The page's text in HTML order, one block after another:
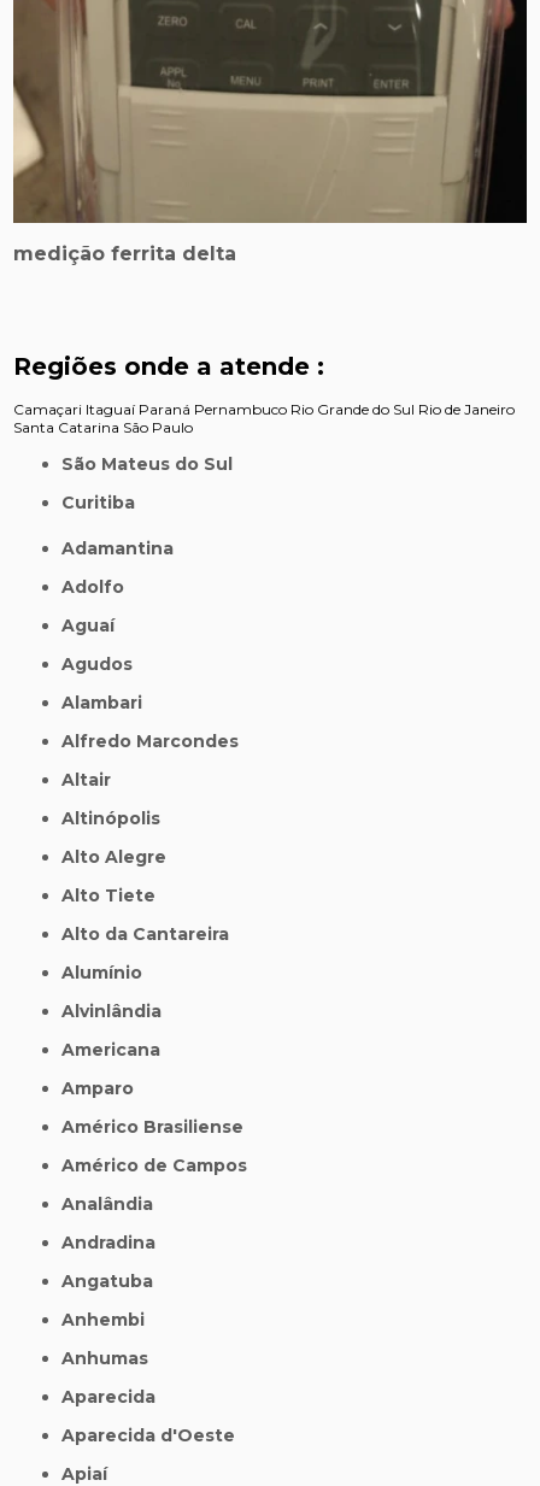
medição ferrita delta
Regiões onde a atende :
Camaçari Itaguaí Paraná Pernambuco Rio Grande do Sul Rio de Janeiro
Santa Catarina São Paulo
São Mateus do Sul
Curitiba
Adamantina
Adolfo
Aguaí
Agudos
Alambari
Alfredo Marcondes
Altair
Altinópolis
Alto Alegre
Alto Tiete
Alto da Cantareira
Alumínio
Alvinlândia
Americana
Amparo
Américo Brasiliense
Américo de Campos
Analândia
Andradina
Angatuba
Anhembi
Anhumas
Aparecida
Aparecida d'Oeste
Apiaí